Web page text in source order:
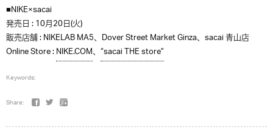
■NIKE×sacai
発売日 : 10月20日(火)
販売店舗 : NIKELAB MA5、Dover Street Market Ginza、sacai 青山店
Online Store :NIKE.COM、 “sacai THE store”
Keywords:
Share: